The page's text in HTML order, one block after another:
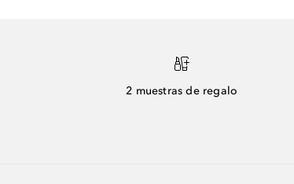
2 muestras de regalo